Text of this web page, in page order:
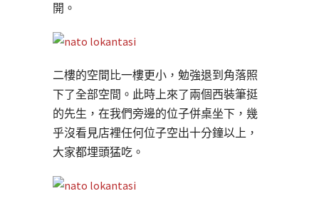
開。
二樓的空間比一樓更小，勉強退到角落照
下了全部空間。此時上來了兩個西裝筆挺
的先生，在我們旁邊的位子併桌坐下，幾
乎沒看見店裡任何位子空出十分鐘以上，
大家都埋頭猛吃。